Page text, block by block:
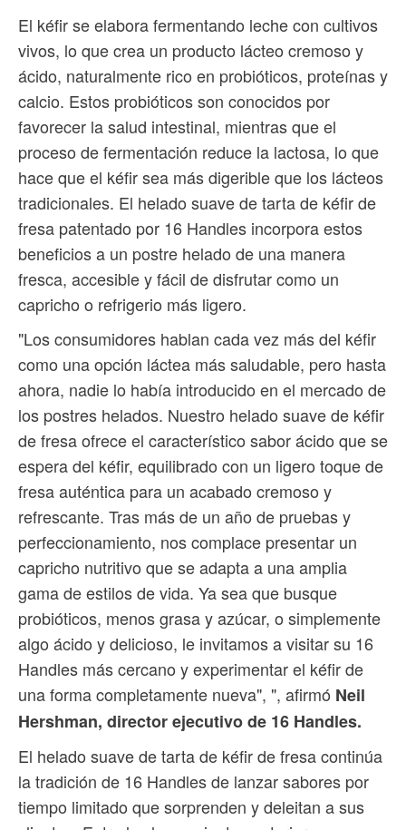
El kéfir se elabora fermentando leche con cultivos
vivos, lo que crea un producto lácteo cremoso y
ácido, naturalmente rico en probióticos, proteínas y
calcio. Estos probióticos son conocidos por
favorecer la salud intestinal, mientras que el
proceso de fermentación reduce la lactosa, lo que
hace que el kéfir sea más digerible que los lácteos
tradicionales. El helado suave de tarta de kéfir de
fresa patentado por 16 Handles incorpora estos
beneficios a un postre helado de una manera
fresca, accesible y fácil de disfrutar como un
capricho o refrigerio más ligero.
"Los consumidores hablan cada vez más del kéfir
como una opción láctea más saludable, pero hasta
ahora, nadie lo había introducido en el mercado de
los postres helados. Nuestro helado suave de kéfir
de fresa ofrece el característico sabor ácido que se
espera del kéfir, equilibrado con un ligero toque de
fresa auténtica para un acabado cremoso y
refrescante. Tras más de un año de pruebas y
perfeccionamiento, nos complace presentar un
capricho nutritivo que se adapta a una amplia
gama de estilos de vida. Ya sea que busque
probióticos, menos grasa y azúcar, o simplemente
algo ácido y delicioso, le invitamos a visitar su 16
Handles más cercano y experimentar el kéfir de
una forma completamente nueva", ", afirmó Neil
Hershman, director ejecutivo de 16 Handles.
El helado suave de tarta de kéfir de fresa continúa
la tradición de 16 Handles de lanzar sabores por
tiempo limitado que sorprenden y deleitan a sus